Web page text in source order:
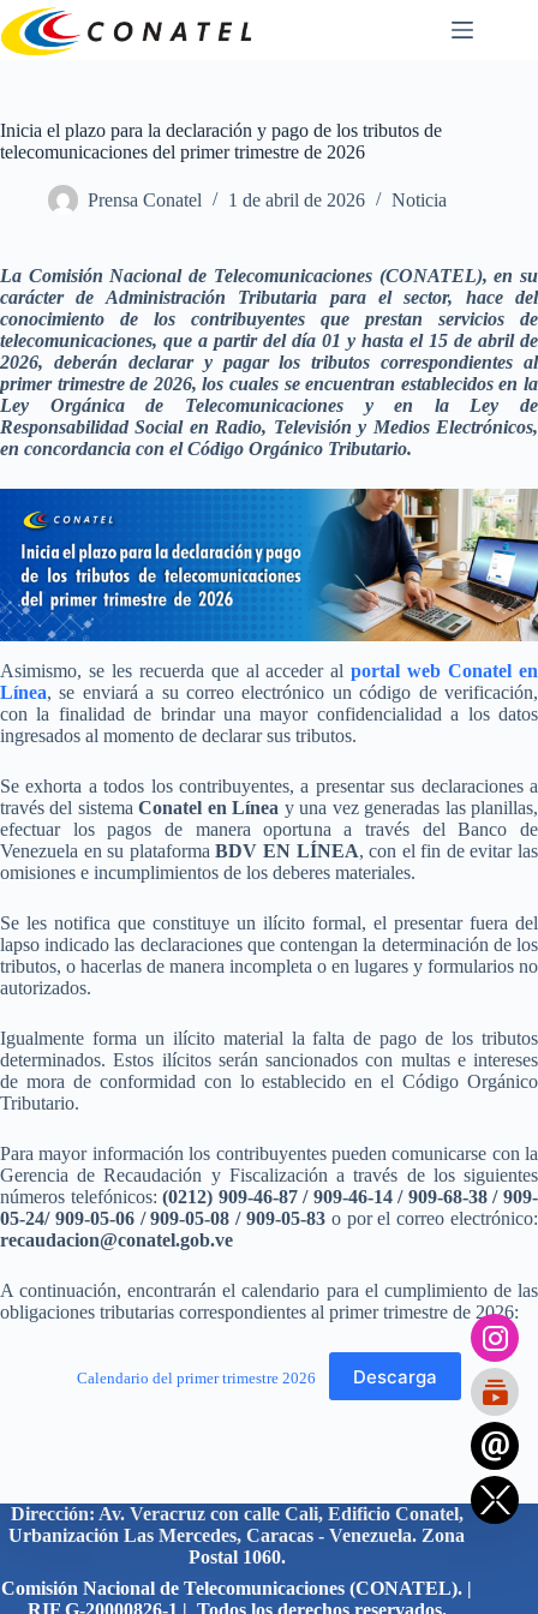
Saltar
al
contenido
Inicia el plazo para la declaración y pago de los tributos de
telecomunicaciones del primer trimestre de 2026
Prensa Conatel 1 de abril de 2026 Noticia
La Comisión Nacional de Telecomunicaciones (CONATEL), en su
carácter de Administración Tributaria para el sector, hace del
conocimiento de los contribuyentes que prestan servicios de
telecomunicaciones, que a partir del día 01 y hasta el 15 de abril de
2026, deberán declarar y pagar los tributos correspondientes al
primer trimestre de 2026, los cuales se encuentran establecidos en la
Ley Orgánica de Telecomunicaciones y en la Ley de
Responsabilidad Social en Radio, Televisión y Medios Electrónicos,
en concordancia con el Código Orgánico Tributario.
Asimismo, se les recuerda que al acceder alportal web Conatel en
Línea, se enviará a su correo electrónico un código de verificación,
con la finalidad de brindar una mayor confidencialidad a los datos
ingresados al momento de declarar sus tributos.
Se exhorta a todos los contribuyentes, a presentar sus declaraciones a
través del sistema Conatel en Línea y una vez generadas las planillas,
efectuar los pagos de manera oportuna a través del Banco de
Venezuela en su plataforma BDV EN LÍNEA, con el fin de evitar las
omisiones e incumplimientos de los deberes materiales.
Se les notifica que constituye un ilícito formal, el presentar fuera del
lapso indicado las declaraciones que contengan la determinación de los
tributos, o hacerlas de manera incompleta o en lugares y formularios no
autorizados.
Igualmente forma un ilícito material la falta de pago de los tributos
determinados. Estos ilícitos serán sancionados con multas e intereses
de mora de conformidad con lo establecido en el Código Orgánico
Tributario.
Para mayor información los contribuyentes pueden comunicarse con la
Gerencia de Recaudación y Fiscalización a través de los siguientes
números telefónicos:(0212) 909-46-87 / 909-46-14 / 909-68-38 / 909-
05-24/ 909-05-06 / 909-05-08 / 909-05-83 o por el correo electrónico:
recaudacion@conatel.gob.ve
A continuación, encontrarán el calendario para el cumplimiento de las
obligaciones tributarias correspondientes al primer trimestre de 2026:
Calendario del primer trimestre 2026 Descarga
Dirección: Av. Veracruz con calle Cali, Edificio Conatel,
Urbanización Las Mercedes, Caracas - Venezuela. Zona
Postal 1060.
Comisión Nacional de Telecomunicaciones (CONATEL). |